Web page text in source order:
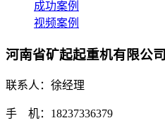
成功案例
视频案例
河南省矿起起重机有限公司
联系人：徐经理
手 机：18237336379